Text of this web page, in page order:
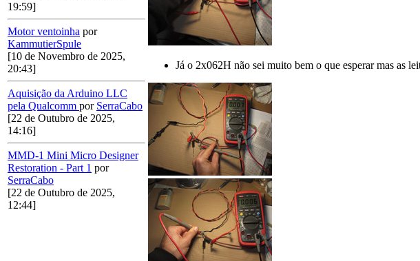
19:59]
Motor ventoinha por
KammutierSpule
[10 de Novembro de 2025,
20:43]
Aquisição da Arduino LLC
pela Qualcomm por SerraCabo
[22 de Outubro de 2025,
14:16]
MMD-1 Mini Micro Designer
Restoration - Part 1 por
SerraCabo
[22 de Outubro de 2025,
12:44]
Já o 2x062H não sei muito bem o que esperar mas as